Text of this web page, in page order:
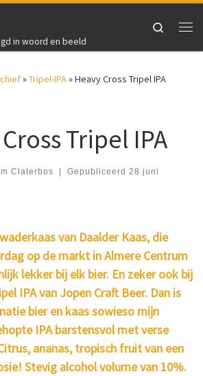
in woord en beeld
Search
»Tripel-IPA»Heavy Cross Tripel IPA
Tripel IPA
Claterbos Gepubliceerd 28 juni
van Daalder Kaas, die
op de markt in Almere Centrum
lekker bij elk bier. En zeker ook bij
IPA van Jopen Craft Beer. Dan is
bier en kaas sowieso mijn
IPA barstensvol met verse
ananas, tropisch fruit van een
Stevig alcohol volume van 10%.